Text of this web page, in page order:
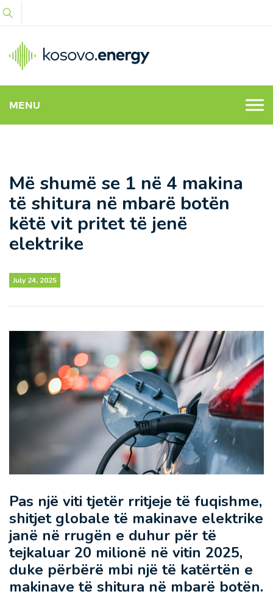
MENU
Më shumë se 1 në 4 makina
të shitura në mbarë botën
këtë vit pritet të jenë
elektrike
July 24, 2025
Pas një viti tjetër rritjeje të fuqishme,
shitjet globale të makinave elektrike
janë në rrugën e duhur për të
tejkaluar 20 milionë në vitin 2025,
duke përbërë mbi një të katërtën e
makinave të shitura në mbarë botën.